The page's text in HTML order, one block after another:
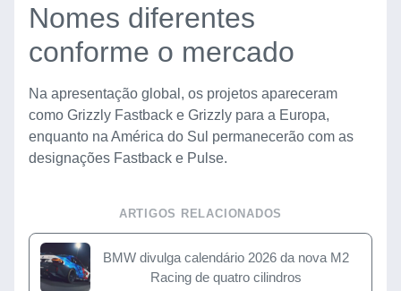
Nomes diferentes
conforme o mercado
Na apresentação global, os projetos apareceram
como Grizzly Fastback e Grizzly para a Europa,
enquanto na América do Sul permanecerão com as
designações Fastback e Pulse.
ARTIGOS RELACIONADOS
BMW divulga calendário 2026 da nova M2
Racing de quatro cilindros